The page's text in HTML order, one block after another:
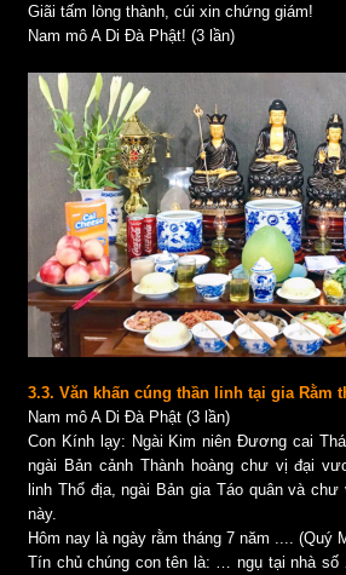
Giãi tấm lòng thành, cúi xin chứng giám!
Nam mô A Di Đà Phật! (3 lần)
3.3. Văn khấn cúng thần linh tại gia Rằm
Nam mô A Di Đà Phật (3 lần)
Con Kính lạy: Ngài Kim niên Đương cai
ngài Bản cảnh Thành hoàng chư vị đại
linh Thổ địa, ngài Bản gia Táo quân và
này.
Hôm nay là ngày rằm tháng 7 năm .... (Quý
Tín chủ chúng con tên là: … ngụ tại nhà